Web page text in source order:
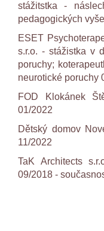
stážitstka -
pedagogických
ESET
s.r.o. - stážistka v
poruchy;
neurotické poruchy
FOD Klokánek
01/2022
Dětský domov
11/2022
TaK Architects
09/2018 -